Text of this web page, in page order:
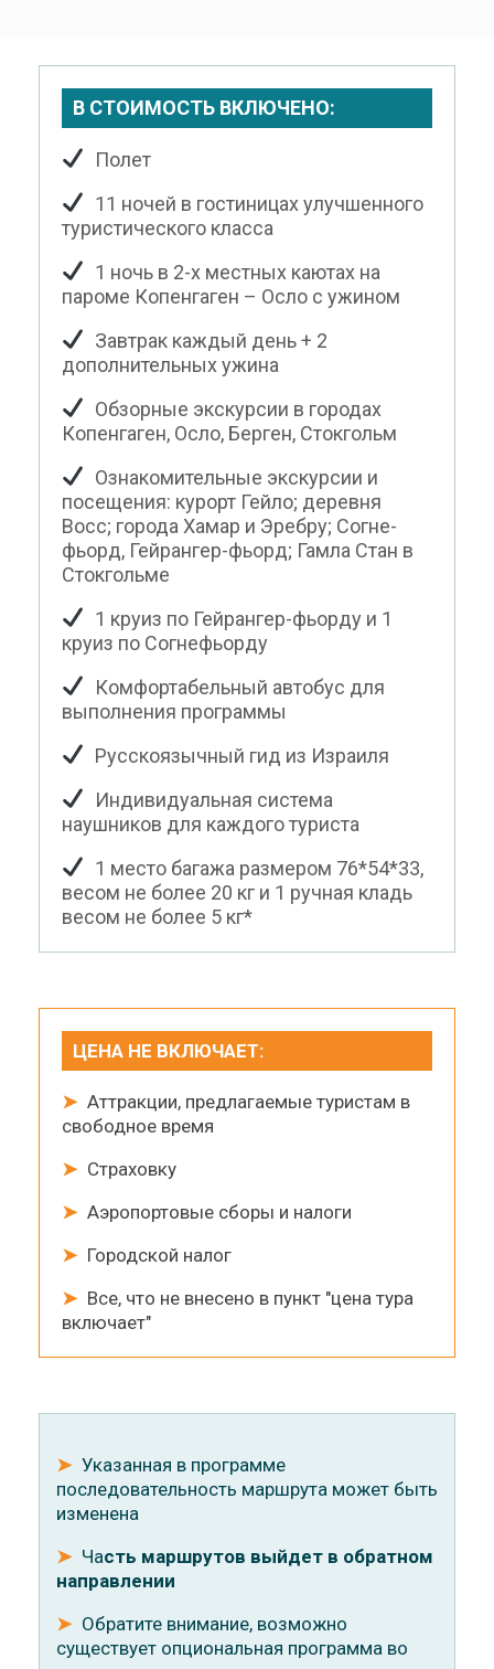
В СТОИМОСТЬ ВКЛЮЧЕНО:
Полет
11 ночей в гостиницах улучшенного
туристического класса
1 ночь в 2-х местных каютах на
пароме Копенгаген – Осло с ужином
Завтрак каждый день + 2
дополнительных ужина
Обзорные экскурсии в городах
Копенгаген, Осло, Берген, Стокгольм
Ознакомительные экскурсии и
посещения: курорт Гейло; деревня
Восс; города Хамар и Эребру; Согне-
фьорд, Гейрангер-фьорд; Гамла Стан в
Стокгольме
1 круиз по Гейрангер-фьорду и 1
круиз по Согнефьорду
Комфортабельный автобус для
выполнения программы
Русскоязычный гид из Израиля
Индивидуальная система
наушников для каждого туриста
1 место багажа размером 76*54*33,
весом не более 20 кг и 1 ручная кладь
весом не более 5 кг*
ЦЕНА НЕ ВКЛЮЧАЕТ:
➤Аттракции, предлагаемые туристам в
свободное время
➤Страховку
➤Аэропортовые сборы и налоги
➤Городской налог
➤Все, что не внесено в пункт "цена тура
включает"
➤Указанная в программе
последовательность маршрута может быть
изменена
➤Чаcть маршрутов выйдет в обратном
направлении
➤Обратите внимание, возможно
существует опциональная программа во